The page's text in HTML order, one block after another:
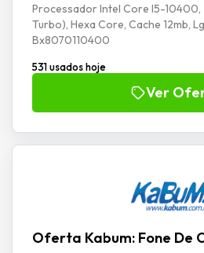
Processador Intel Core I5-10400,
Turbo), Hexa Core, Cache 12mb,
Bx8070110400
531 usados hoje
Ver
Oferta Kabum: Fone De